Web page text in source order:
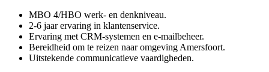
MBO 4/HBO werk- en denkniveau.
2-6 jaar ervaring in klantenservice.
Ervaring met CRM-systemen en e-mailbeheer.
Bereidheid om te reizen naar omgeving Amersfoort.
Uitstekende communicatieve vaardigheden.